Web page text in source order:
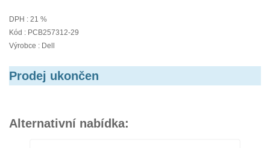
DPH : 21 %
Kód : PCB257312-29
Výrobce : Dell
Prodej ukončen
Alternativní nabídka: